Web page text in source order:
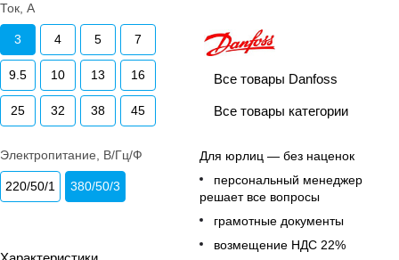
Ток, А
3 4 5 7
9.5 10 13 16
25 32 38 45
Электропитание, В/Гц/Ф
220/50/1 380/50/3
Все товары Danfoss
Все товары категории
Для юрлиц — без наценок
персональный менеджер
решает все вопросы
грамотные документы
возмещение НДС 22%